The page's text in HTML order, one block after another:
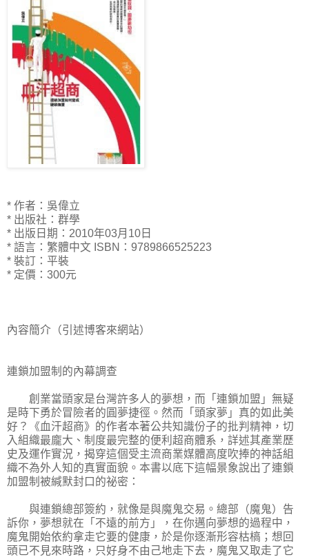
* 作者：吳偉立
* 出版社：群學
* 出版日期：2010年03月10日
* 語言：繁體中文 ISBN：9789866525223
* 裝訂：平裝
* 定價：300元
內容簡介（引述博客來網站）
連鎖加盟制的內幕調查
創業當頭家是台灣許多人的夢想，而「連鎖加盟」無疑
是時下勇於冒險者的圓夢捷徑。然而「頭家夢」真的如此美
好？《血汗超商》的作者本著公共知識份子的批判精神，切
入組織最龐大、制度最完整的便利超商體系，詳述其產業歷
史及運作實況，揭穿這個受主流商業媒體高度吹捧的神話組
織不為外人知的真實面貌。本書以底下這幅景象說出了連鎖
加盟制被緘默封口的祕密：
與連鎖總部簽約，就像是與魔鬼交易。總部（魔鬼）告
訴你，夢想就在「不遠的前方」，在你邁向夢想的過程中，
魔鬼開始依約拿走它要的健康，於是你逐漸形容枯槁；想回
頭已不見來時路，只好身不由己地走下去，魔鬼又取走了它